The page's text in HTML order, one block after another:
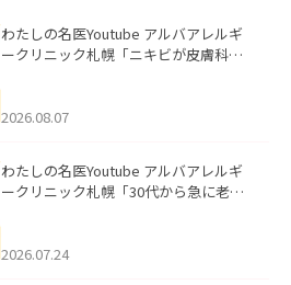
わたしの名医Youtube アルバアレルギ
ークリニック札幌「ニキビが皮膚科で
ました。
2026.08.07
わたしの名医Youtube アルバアレルギ
ークリニック札幌「30代から急に老け
た。
2026.07.24